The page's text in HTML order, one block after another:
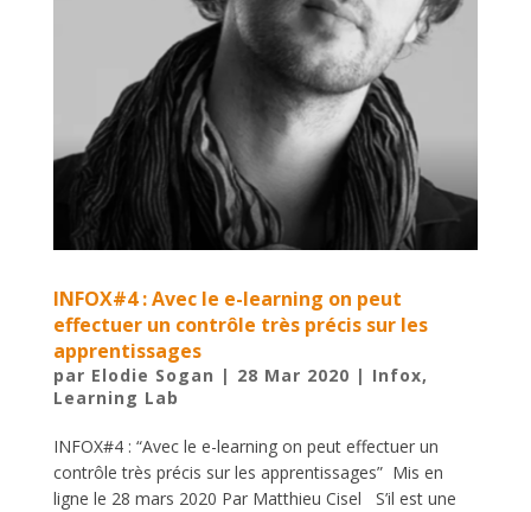
INFOX#4 : Avec le e-learning on peut
effectuer un contrôle très précis sur les
apprentissages
par Elodie Sogan | 28 Mar 2020 | Infox,
Learning Lab
INFOX#4 : “Avec le e-learning on peut effectuer un
contrôle très précis sur les apprentissages” Mis en
ligne le 28 mars 2020 Par Matthieu Cisel S’il est une